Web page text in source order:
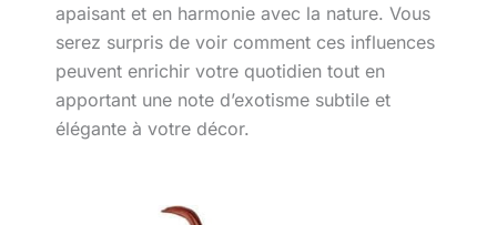
apaisant et en harmonie avec la nature. Vous
serez surpris de voir comment ces influences
peuvent enrichir votre quotidien tout en
apportant une note d’exotisme subtile et
élégante à votre décor.